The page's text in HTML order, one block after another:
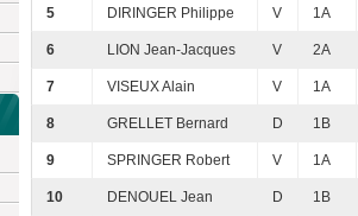
5 DIRINGER Philippe V 1A
6 LION Jean-Jacques V 2A
7 VISEUX Alain V 1A
8 GRELLET Bernard D 1B
9 SPRINGER Robert V 1A
10 DENOUEL Jean D 1B